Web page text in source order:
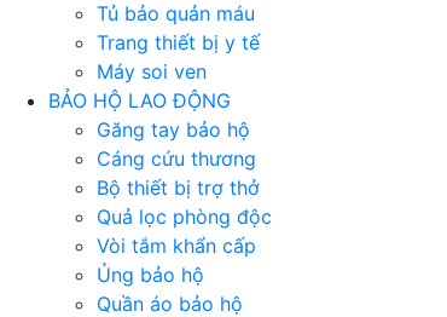
Tủ bảo quản máu
Trang thiết bị y tế
Máy soi ven
BẢO HỘ LAO ĐỘNG
Găng tay bảo hộ
Cáng cứu thương
Bộ thiết bị trợ thở
Quả lọc phòng độc
Vòi tắm khẩn cấp
Ủng bảo hộ
Quần áo bảo hộ